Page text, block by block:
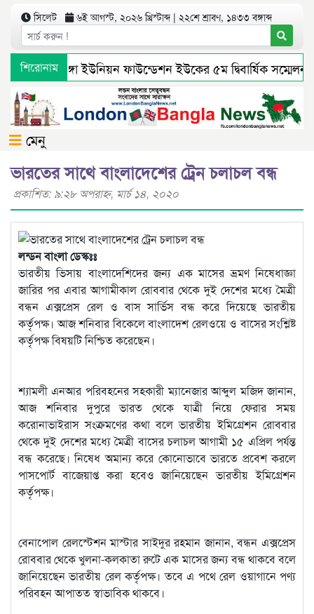
সিলেট ৬ই আগস্ট, ২০২৬ খ্রিস্টাব্দ | ২২শে শ্রাবণ, ১৪৩৩ বঙ্গাব্দ
শিরোনামবুরুঙ্গা ইউনিয়ন ফাউন্ডেশন ইউকের ৫ম দ্বিবার্ষিক সম্মেলন
মেনু
ভারতের সাথে বাংলাদেশের ট্রেন চলাচল বন্ধ
প্রকাশিত: ৯:২৮ অপরাহ্ণ, মার্চ ১৪, ২০২০
লন্ডন বাংলা ডেস্কঃঃ
ভারতীয় ভিসায় বাংলাদেশিদের জন্য এক মাসের ভ্রমণ নিষেধাজ্ঞা
জারির পর এবার আগামীকাল রোববার থেকে দুই দেশের মধ্যে মৈত্রী
বন্ধন এক্সপ্রেস রেল ও বাস সার্ভিস বন্ধ করে দিয়েছে ভারতীয়
কর্তৃপক্ষ। আজ শনিবার বিকেলে বাংলাদেশ রেলওয়ে ও বাসের সংশ্লিষ্ট
কর্তৃপক্ষ বিষয়টি নিশ্চিত করেছেন।
শ্যামলী এনআর পরিবহনের সহকারী ম্যানেজার আব্দুল মজিদ জানান,
আজ শনিবার দুপুরে ভারত থেকে যাত্রী নিয়ে ফেরার সময়
করোনাভাইরাস সংক্রমণের কথা বলে ভারতীয় ইমিগ্রেশন রোববার
থেকে দুই দেশের মধ্যে মৈত্রী বাসের চলাচল আগামী ১৫ এপ্রিল পর্যন্ত
বন্ধ করেছে। নিষেধ অমান্য করে কোনোভাবে ভারতে প্রবেশ করলে
পাসপোর্ট বাজেয়াপ্ত করা হবেও জানিয়েছেন ভারতীয় ইমিগ্রেশন
কর্তৃপক্ষ।
বেনাপোল রেলস্টেশন মাস্টার সাইদুর রহমান জানান, বন্ধন এক্সপ্রেস
রোববার থেকে খুলনা-কলকাতা রুটে এক মাসের জন্য বন্ধ থাকবে বলে
জানিয়েছেন ভারতীয় রেল কর্তৃপক্ষ। তবে এ পথে রেল ওয়াগানে পণ্য
পরিবহন আপাতত স্বাভাবিক থাকবে।